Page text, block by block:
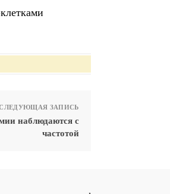
ЗАПИСЬ
наблюдаются с
частотой